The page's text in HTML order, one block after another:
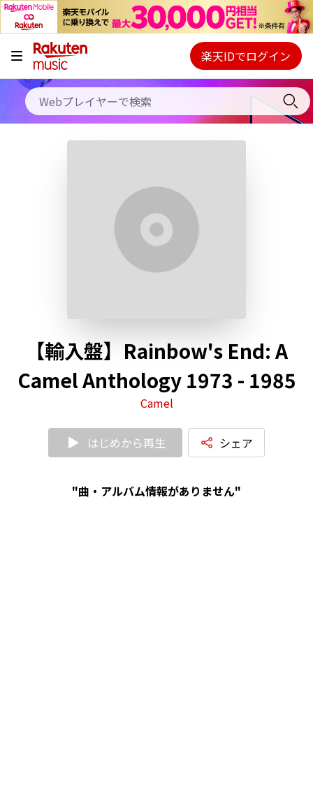
キャンペーン
料金プラン
使い方
Webプレイヤー
ご契約内容の確認・変更
楽天IDでログイン
【輸入盤】Rainbow's End: A
Camel Anthology 1973 - 1985
Camel
はじめから再生 シェア
"曲・アルバム情報がありません"